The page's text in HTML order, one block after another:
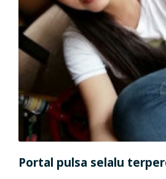
Portal pulsa selalu